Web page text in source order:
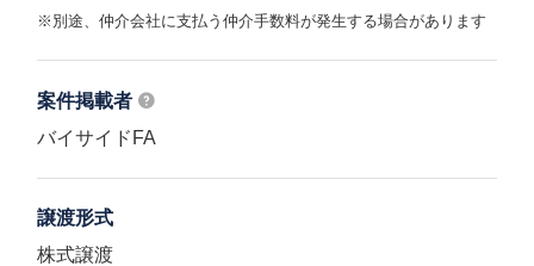
※別途、仲介会社に支払う仲介手数料が発生する場合があります
案件掲載者
バイサイドFA
譲渡形式
株式譲渡